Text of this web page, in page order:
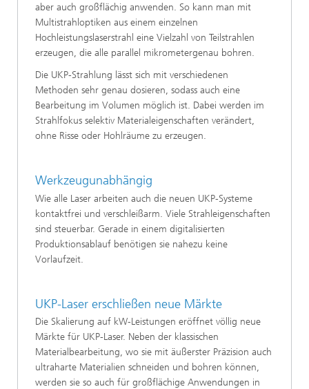
aber auch großflächig anwenden. So kann man mit
Multistrahloptiken aus einem einzelnen
Hochleistungslaserstrahl eine Vielzahl von Teilstrahlen
erzeugen, die alle parallel mikrometergenau bohren.
Die UKP-Strahlung lässt sich mit verschiedenen
Methoden sehr genau dosieren, sodass auch eine
Bearbeitung im Volumen möglich ist. Dabei werden im
Strahlfokus selektiv Materialeigenschaften verändert,
ohne Risse oder Hohlräume zu erzeugen.
Werkzeugunabhängig
Wie alle Laser arbeiten auch die neuen UKP-Systeme
kontaktfrei und verschleißarm. Viele Strahleigenschaften
sind steuerbar. Gerade in einem digitalisierten
Produktionsablauf benötigen sie nahezu keine
Vorlaufzeit.
UKP-Laser erschließen neue Märkte
Die Skalierung auf kW-Leistungen eröffnet völlig neue
Märkte für UKP-Laser. Neben der klassischen
Materialbearbeitung, wo sie mit äußerster Präzision auch
ultraharte Materialien schneiden und bohren können,
werden sie so auch für großflächige Anwendungen in